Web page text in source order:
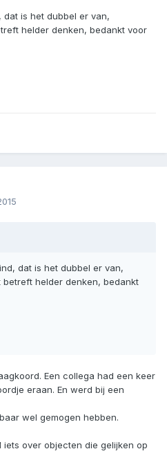
dat is het dubbel er van,
helder denken, bedankt voor
dat is het dubbel er van,
helder denken, bedankt
Een collega had een keer
eraan. En werd bij een
wel gemogen hebben.
iets over objecten die gelijken op